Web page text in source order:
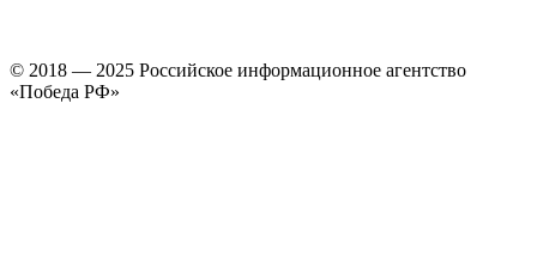
© 2018 — 2025 Российское информационное агентство
«Победа РФ»